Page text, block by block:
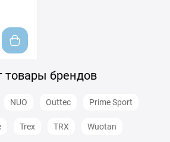
товары брендов
NUO Outtec Prime Sport
Trex TRX Wuotan